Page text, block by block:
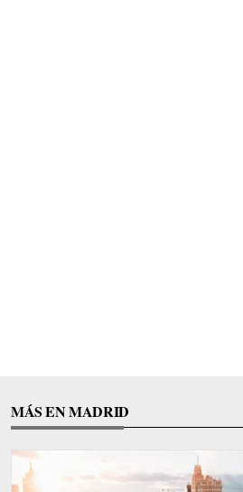
MÁS EN MADRID